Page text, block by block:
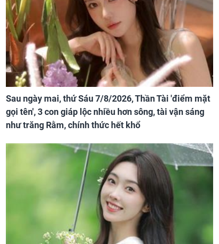
Sau ngày mai, thứ Sáu 7/8/2026, Thần Tài 'điểm mặt
gọi tên', 3 con giáp lộc nhiều hơn sông, tài vận sáng
như trăng Rằm, chính thức hết khổ